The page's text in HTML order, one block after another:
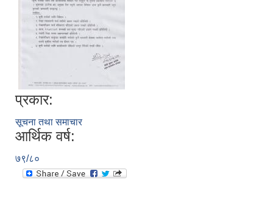
प्रकार:
सूचना तथा समाचार
आर्थिक वर्ष:
७९/८०